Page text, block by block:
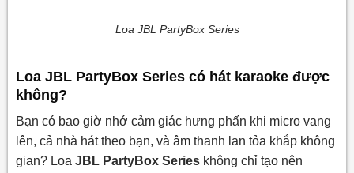
Loa JBL PartyBox Series
Loa JBL PartyBox Series có hát karaoke được
không?
Bạn có bao giờ nhớ cảm giác hưng phấn khi micro vang
lên, cả nhà hát theo bạn, và âm thanh lan tỏa khắp không
gian? Loa JBL PartyBox Serieskhông chỉ tạo nên